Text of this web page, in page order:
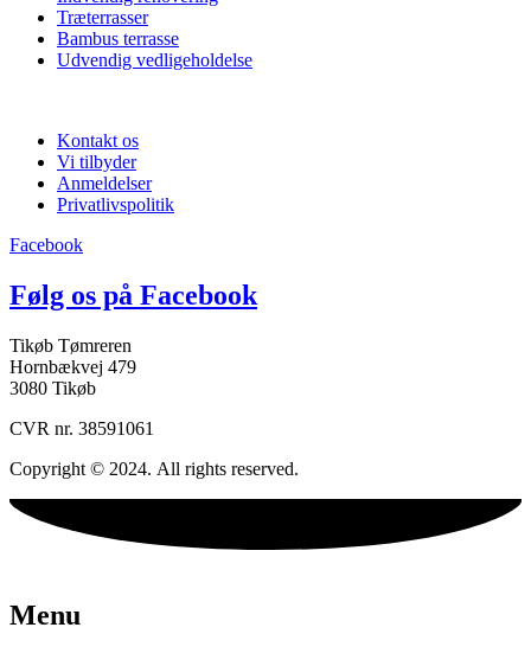
Træterrasser
Bambus terrasse
Udvendig vedligeholdelse
Kontakt os
Vi tilbyder
Anmeldelser
Privatlivspolitik
Facebook
Følg os på Facebook
Tikøb Tømreren
Hornbækvej 479
3080 Tikøb
CVR nr. 38591061
Copyright © 2024. All rights reserved.
Menu